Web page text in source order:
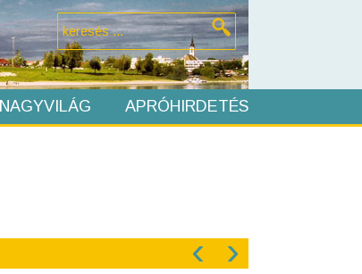
NAGYVILÁG APRÓHIRDETÉS
‹ ›